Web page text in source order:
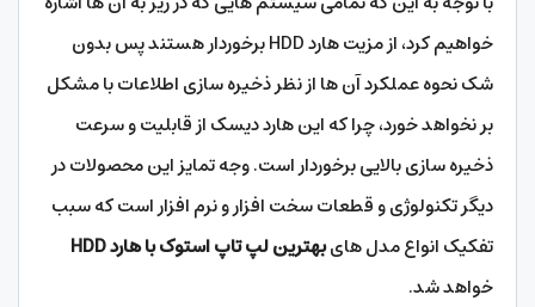
خواهیم کرد، از مزیت هارد HDD برخوردار هستند پس بدون
شک نحوه عملکرد آن ها از نظر ذخیره سازی اطلاعات با مشکل
بر نخواهد خورد، چرا که این هارد دیسک از قابلیت و سرعت
ذخیره سازی بالایی برخوردار است. وجه تمایز این محصولات در
دیگر تکنولوژی و قطعات سخت افزار و نرم افزار است که سبب
تفکیک انواع مدل هایبهترین لپ تاپ استوک با هارد HDD
خواهد شد.